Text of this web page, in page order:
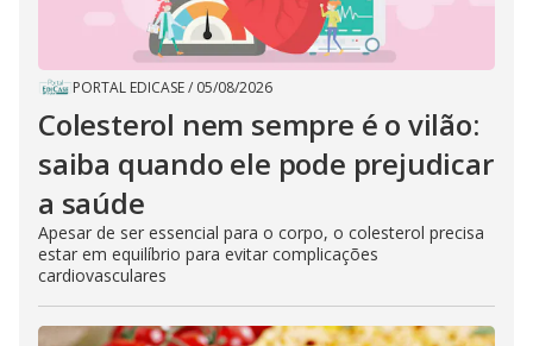
PORTAL EDICASE/ 05/08/2026
Colesterol nem sempre é o vilão:
saiba quando ele pode prejudicar
a saúde
Apesar de ser essencial para o corpo, o colesterol precisa
estar em equilíbrio para evitar complicações
cardiovasculares